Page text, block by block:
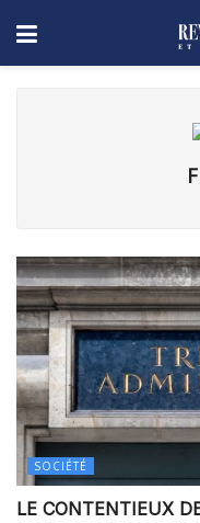
SOCIÉTÉ
LE CONTENTIEUX